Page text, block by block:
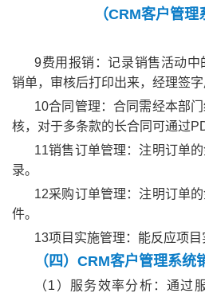
（CRM客户管理
9费用报销：记录销售活动
销单，审核后打印出来，经理签字
10合同管理：合同需经本部
核，对于多条款的长合同可通过
11销售订单管理：注明订单
录。
12采购订单管理：注明订单
件。
13项目实施管理：能反应项目
（四）CRM客户管理系统
（1）服务效率分析：通过